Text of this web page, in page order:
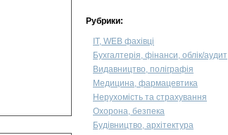
Рубрики:
IT, WEB фахівці
Бухгалтерія, фінанси, облік/аудит
Видавництво, поліграфія
Медицина, фармацевтика
Нерухомість та страхування
Охорона, безпека
Будівництво, архітектура